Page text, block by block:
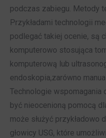
podczas zabiegu. Metody
Przykładami technologii
podlegać takiej ocenie, są
komputerowo stosująca
komputerową lub
endoskopia,zarówno
Technologie wspomagania
być nieocenioną pomocą
może służyć przykładowo
głowicy USG, które